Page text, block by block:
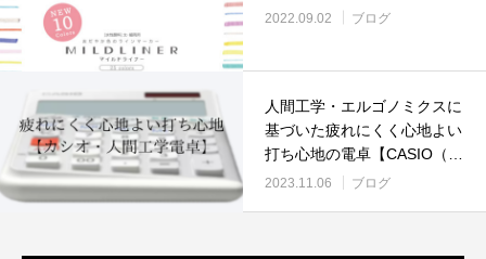
2022.09.02 ブログ
人間工学・エルゴノミクスに
基づいた疲れにくく心地よい
打ち心地の電卓【CASIO（カ
シオ）人間工学電卓】
2023.11.06 ブログ